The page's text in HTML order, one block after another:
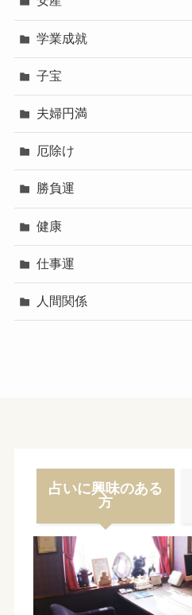
学業成就
子宝
夫婦円満
厄除け
勝負運
健康
仕事運
人間関係
占いに興味のある
方